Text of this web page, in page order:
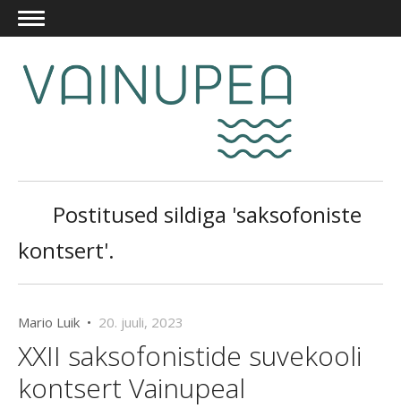
Postitused sildiga 'saksofoniste
kontsert'.
Mario Luik • 20. juuli, 2023
XXII saksofonistide suvekooli
kontsert Vainupeal